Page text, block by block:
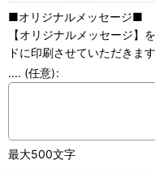
■オリジナルメッセージ■
【オリジナルメッセージ】
ドに印刷させていただきま
.... (任意):
最大500文字